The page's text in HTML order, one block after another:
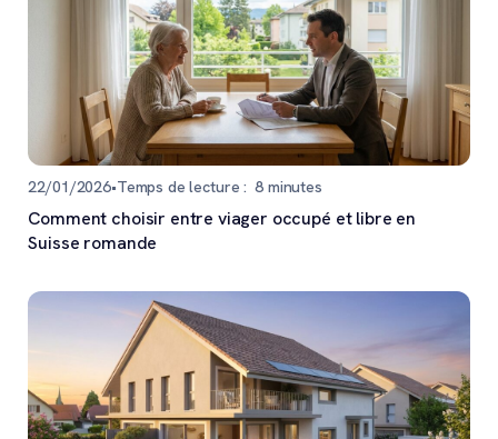
22/01/2026•Temps de lecture : 8minutes
Comment choisir entre viager occupé et libre en
Suisse romande